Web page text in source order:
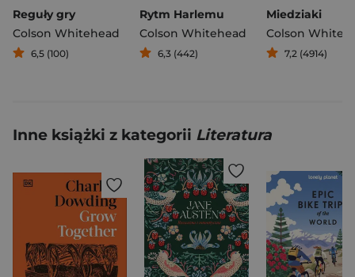
Reguły gry
Colson Whitehead
6,5 (100)
Rytm Harlemu
Colson Whitehead
6,3 (442)
Miedziaki
Colson
7,2 (4914)
Inne książki z kategorii Literatura